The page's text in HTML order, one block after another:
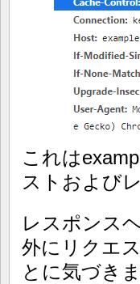
これは
ストおよび
レスポンス
外にリクエ
とに気づき